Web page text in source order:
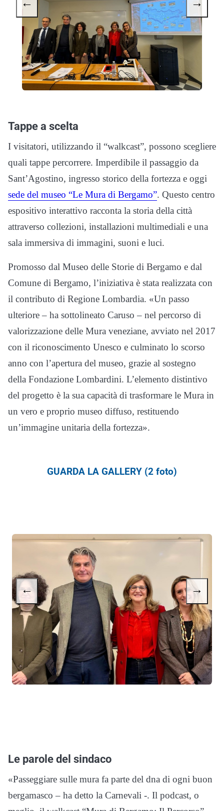
Tappe a scelta
I visitatori, utilizzando il “walkcast”, possono scegliere
quali tappe percorrere. Imperdibile il passaggio da
Sant’Agostino, ingresso storico della fortezza e oggi
sede del museo “Le Mura di Bergamo”. Questo centro
espositivo interattivo racconta la storia della città
attraverso collezioni, installazioni multimediali e una
sala immersiva di immagini, suoni e luci.
Promosso dal Museo delle Storie di Bergamo e dal
Comune di Bergamo, l’iniziativa è stata realizzata con
il contributo di Regione Lombardia. «Un passo
ulteriore – ha sottolineato Caruso – nel percorso di
valorizzazione delle Mura veneziane, avviato nel 2017
con il riconoscimento Unesco e culminato lo scorso
anno con l’apertura del museo, grazie al sostegno
della Fondazione Lombardini. L’elemento distintivo
del progetto è la sua capacità di trasformare le Mura in
un vero e proprio museo diffuso, restituendo
un’immagine unitaria della fortezza».
GUARDA LA GALLERY (2 foto)
← →
Le parole del sindaco
«Passeggiare sulle mura fa parte del dna di ogni buon
bergamasco – ha detto la Carnevali -. Il podcast, o